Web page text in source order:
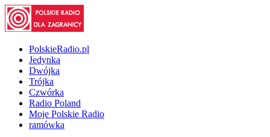
PolskieRadio.pl
Jedynka
Dwójka
Trójka
Czwórka
Radio Poland
Moje Polskie Radio
ramówka